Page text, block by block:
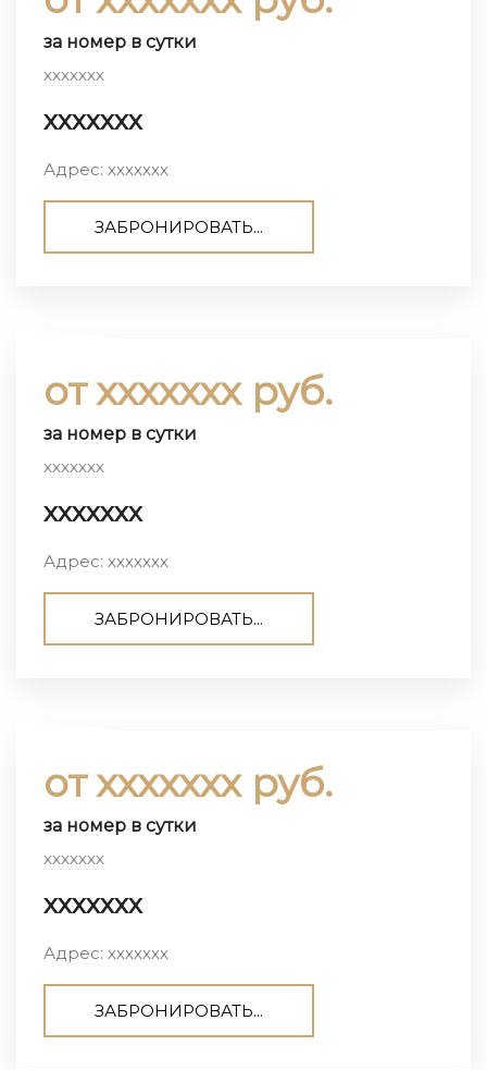
за номер в сутки
ххххххх
ххххххх
Адрес: ххххххх
ЗАБРОНИРОВАТЬ...
от ххххххх руб.
за номер в сутки
ххххххх
ххххххх
Адрес: ххххххх
ЗАБРОНИРОВАТЬ...
от ххххххх руб.
за номер в сутки
ххххххх
ххххххх
Адрес: ххххххх
ЗАБРОНИРОВАТЬ...